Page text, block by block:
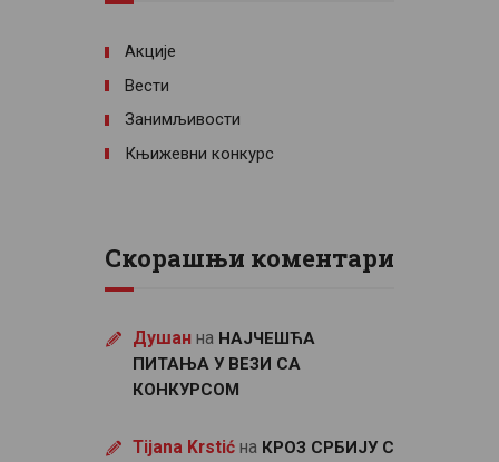
Акције
Вести
Занимљивости
Књижевни конкурс
Скорашњи коментари
Душанна НАЈЧЕШЋА
ПИТАЊА У ВЕЗИ СА
КОНКУРСОМ
Tijana Krstićна КРОЗ СРБИЈУ С